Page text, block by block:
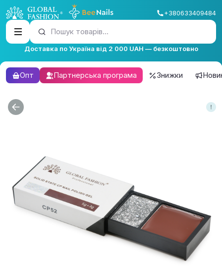
+380633409484
Пошук товарів...
Доставка по Україна від 2 000 UAH — безкоштовно
Опт Партнерська програма Знижки